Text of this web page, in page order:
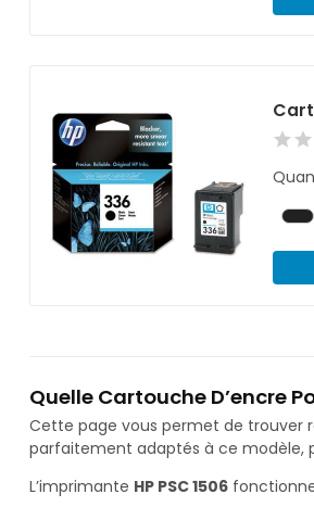
Quelle Cartouche D’encre
Cette page vous permet de trouver
parfaitement adaptés à ce modèle,
L’imprimante HP PSC 1506